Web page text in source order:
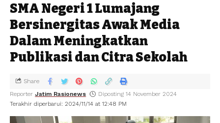
SMA Negeri 1 Lumajang
Bersinergitas Awak Media
Dalam Meningkatkan
Publikasi dan Citra Sekolah
Terakhir diperbarui: 2024/11/14 at 12:48 PM
Reporter Jatim Rasionews Diposting 14 November 2024
Share